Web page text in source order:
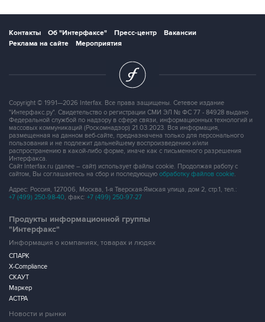
Контакты Об "Интерфаксе" Пресс-центр
Вакансии
Реклама на сайте
Мероприятия
Copyright © 1991—2026 Interfax. Все права защищены. Сетевое издание
"Интерфакс.ру". Свидетельство о регистрации СМИ ЭЛ № ФС 77 - 84928 выдано
Федеральной службой по надзору в сфере связи, информационных технологий и
массовых коммуникаций (Роскомнадзор) 21.03.2023. Вся информация,
размещенная на данном веб-сайте, предназначена только для персонального
пользования и не подлежит дальнейшему воспроизведению и/или
распространению в какой-либо форме, иначе как с письменного разрешения
Интерфакса.
Сайт Interfax.ru (далее – сайт) использует файлы cookie. Продолжая работу с
сайтом, Вы соглашаетесь на сбор и последующую обработку файлов cookie.
Адрес: Россия, 127006, Москва, 1-я Тверская-Ямская улица, дом 2, стр.1, тел.:
+7 (499) 250-98-40, факс: +7 (499) 250-97-27
Продукты информационной группы
"Интерфакс"
Информация о компаниях, товарах и людях
СПАРК
X-Compliance
СКАУТ
Маркер
АСТРА
Новости и рынки